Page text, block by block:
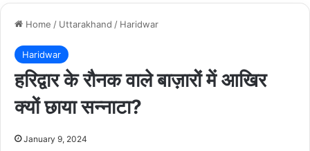
Home / Uttarakhand / Haridwar
Haridwar
हरिद्वार के रौनक वाले बाज़ारों में आखिर
क्यों छाया सन्नाटा?
January 9, 2024